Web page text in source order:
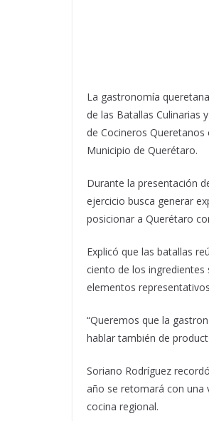
La gastronomía
de las Batallas Culinarias
de Cocineros
Municipio de Querétaro.
Durante la presentación
ejercicio busca generar
posicionar a Querétaro
Explicó que las batallas
ciento de los
elementos
“Queremos que la
hablar también de
Soriano Rodríguez
año se retomará con una
cocina regional.